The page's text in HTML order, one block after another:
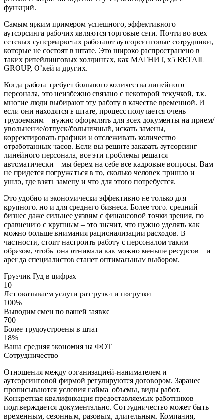
функций.
Самым ярким примером успешного, эффективного
аутсорсинга рабочих являются торговые сети. Почти во всех
сетевых супермаркетах работают аутсорсинговые сотрудники,
которые не состоят в штате. Это широко распространено в
таких ритейлинговых холдингах, как МАГНИТ, x5 RETAIL
GROUP, О’кей и других.
Когда работа требует большого количества линейного
персонала, это неизбежно связано с некоторой текучкой, т.к.
многие люди выбирают эту работу в качестве временной. И
если они находятся в штате, процесс получается очень
трудоемким – нужно оформлять для всех документы на прием/
увольнение/отпуск/больничный, искать замены,
корректировать графики и отслеживать количество
отработанных часов. Если вы решите заказать аутсорсинг
линейного персонала, все эти проблемы решатся
автоматически – мы берем на себе все кадровые вопросы. Вам
не придется погружаться в то, сколько человек пришло и
ушло, где взять замену и что для этого потребуется.
Это удобно и экономически эффективно не только для
крупного, но и для среднего бизнеса. Более того, средний
бизнес даже сильнее уязвим с финансовой точки зрения, по
сравнению с крупным – это значит, что нужно уделять как
можно больше внимания рационализации расходов. В
частности, стоит настроить работу с персоналом таким
образом, чтобы она отнимала как можно меньше ресурсов – и
аренда специалистов станет оптимальным выбором.
Грузчик Гуд в цифрах
10
Лет оказываем услуги разгрузки и погрузки
100%
Выводим смен по вашей заявке
700
Более трудоустроены в штат
18%
Ваша средняя экономия на ФОТ
Cотрудничество
Отношения между организацией-нанимателем и
аутсорсинговой фирмой регулируются договором. Заранее
прописываются условия найма, объемы, виды работ.
Конкретная квалификация предоставляемых работников
подтверждается документально. Сотрудничество может быть
временным, сезонным, разовым, длительным. Компания,